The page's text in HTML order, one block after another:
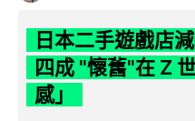
日本二手遊戲店
四成 "懷舊"在 Z
感」